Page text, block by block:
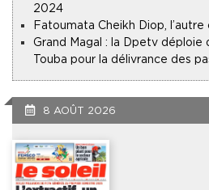
2024
Fatoumata Cheikh Diop, l’autre
Grand Magal : la Dpetv déploie
Touba pour la délivrance des
8 AOÛT 2026